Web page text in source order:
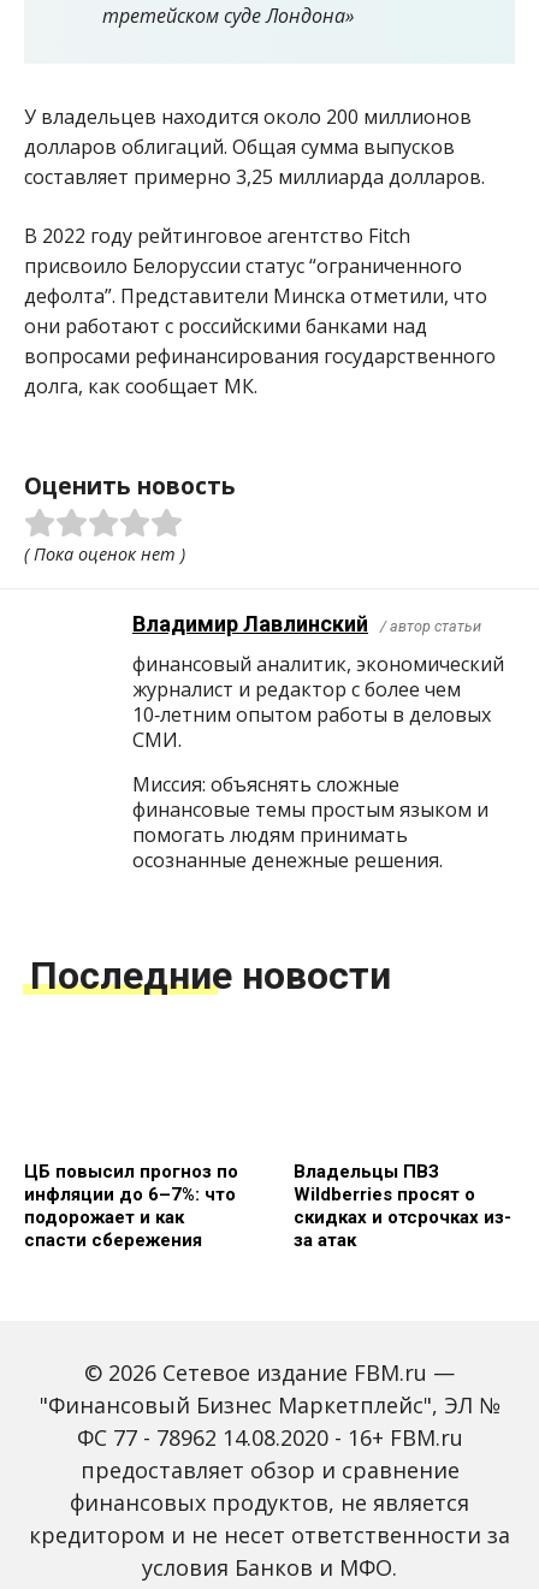
третейском суде Лондона»
У владельцев находится около 200 миллионов
долларов облигаций. Общая сумма выпусков
составляет примерно 3,25 миллиарда долларов.
В 2022 году рейтинговое агентство Fitch
присвоило Белоруссии статус “ограниченного
дефолта”. Представители Минска отметили, что
они работают с российскими банками над
вопросами рефинансирования государственного
долга, как сообщает МК.
Оценить новость
( Пока оценок нет )
Владимир Лавлинский / автор статьи
финансовый аналитик, экономический
журналист и редактор с более чем
10‑летним опытом работы в деловых
СМИ.
Миссия: объяснять сложные
финансовые темы простым языком и
помогать людям принимать
осознанные денежные решения.
Последние новости
ЦБ повысил прогноз по
инфляции до 6–7%: что
подорожает и как
спасти сбережения
Владельцы ПВЗ
Wildberries просят о
скидках и отсрочках из-
за атак
Объем наличных у
россиян в июле вырос
на 43%: что стоит за
рекордным спросом на
С 2027 года ИНН станет
банковских счетов
россиян: что изменится
© 2026 Сетевое издание FBM.ru —
"Финансовый Бизнес Маркетплейс", ЭЛ №
ФС 77 - 78962 14.08.2020 - 16+ FBM.ru
предоставляет обзор и сравнение
финансовых продуктов, не является
кредитором и не несет ответственности за
условия Банков и МФО.